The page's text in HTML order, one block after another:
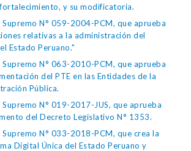
y su modificatoria.
N° 059-2004-PCM, que aprueba
relativas a la administración del
Estado Peruano."
N° 063-2010-PCM, que aprueba
del PTE en las Entidades de la
Pública.
N° 019-2017-JUS, que aprueba
del Decreto Legislativo N° 1353.
N° 033-2018-PCM, que crea la
Digital Única del Estado Peruano y